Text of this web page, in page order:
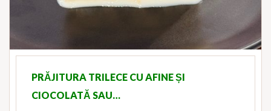
PRĂJITURA TRILECE CU AFINE ȘI
CIOCOLATĂ SAU…